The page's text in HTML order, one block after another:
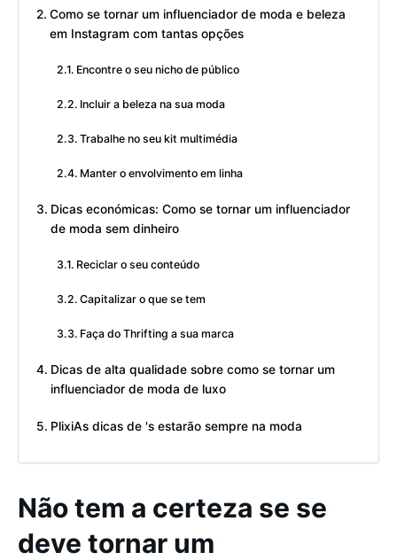
Como se tornar um influenciador de moda e beleza
em Instagram com tantas opções
Encontre o seu nicho de público
Incluir a beleza na sua moda
Trabalhe no seu kit multimédia
Manter o envolvimento em linha
Dicas económicas: Como se tornar um influenciador
de moda sem dinheiro
Reciclar o seu conteúdo
Capitalizar o que se tem
Faça do Thrifting a sua marca
Dicas de alta qualidade sobre como se tornar um
influenciador de moda de luxo
PlixiAs dicas de 's estarão sempre na moda
Não tem a certeza se se
deve tornar um